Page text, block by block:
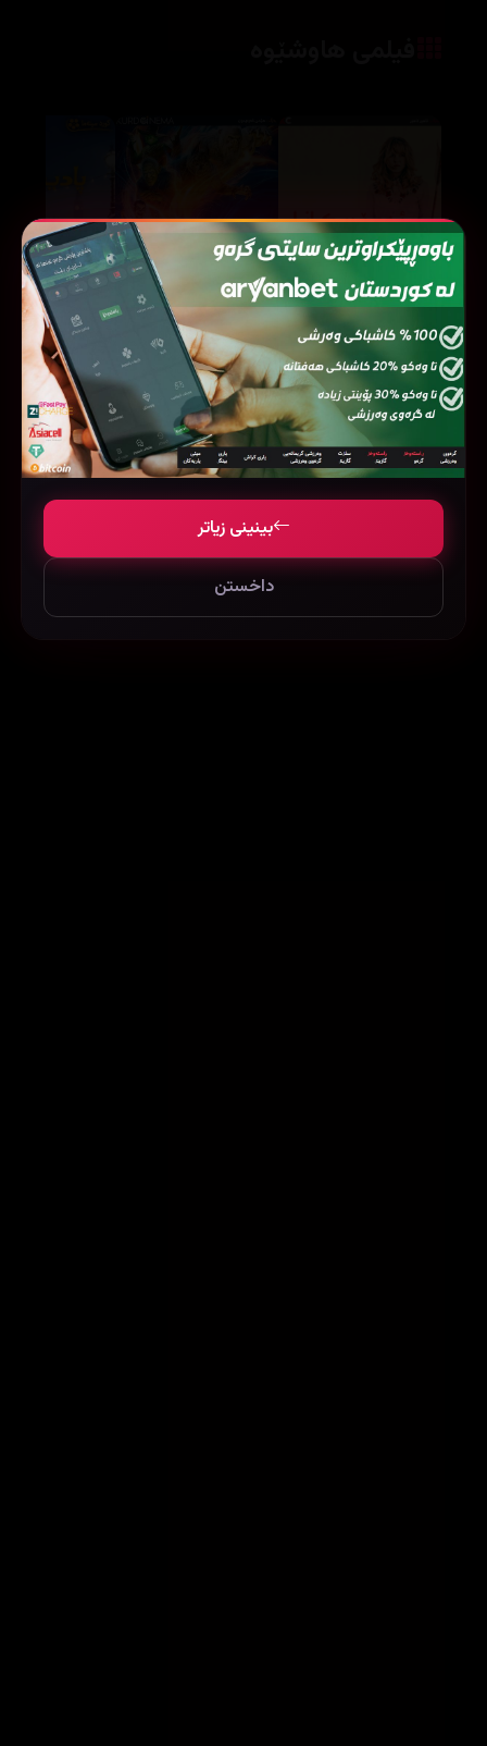
Americana (2023)
Goosebumps 2:Haunted Halloween (2018)
68695
120927
بینینی زیاتر
داخستن